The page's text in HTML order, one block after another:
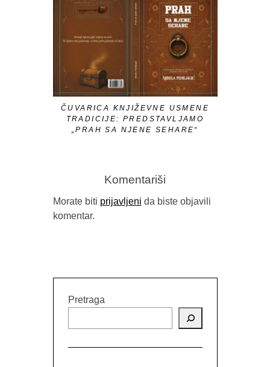
ČUVARICA KNJIŽEVNE USMENE
TRADICIJE: PREDSTAVLJAMO
„PRAH SA NJENE SEHARE“
Komentariši
Morate biti prijavljeni da biste objavili
komentar.
Pretraga